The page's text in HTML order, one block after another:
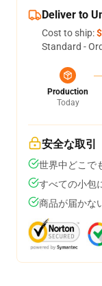
Deliver to
Cost to ship:
Standard -
Production
Today
安全な取引
世界中どこで
すべての小包
商品が届かな